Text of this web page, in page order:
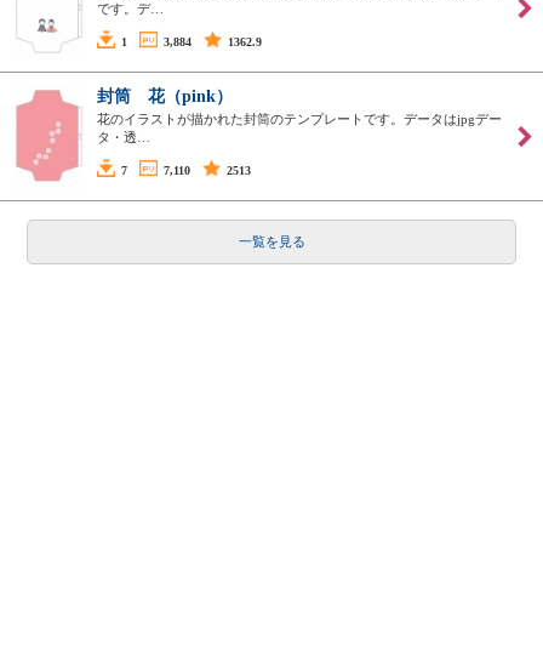
です。デ…
1 3,884 1362.9
封筒 花（pink）
花のイラストが描かれた封筒のテンプレートです。データはjpgデー
タ・透…
7 7,110 2513
一覧を見る